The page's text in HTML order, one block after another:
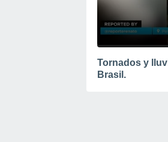
Tornados y
Brasil.